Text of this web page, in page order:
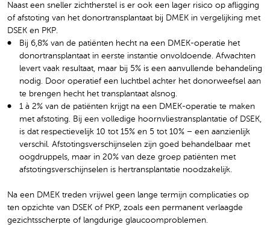
Naast een sneller zichtherstel is er ook een lager risico op afligging
of afstoting van het donortransplantaat bij DMEK in vergelijking met
DSEK en PKP.
Bij 6,8% van de patiënten hecht na een DMEK-operatie het
donortransplantaat in eerste instantie onvoldoende. Afwachten
levert vaak resultaat, maar bij 5% is een aanvullende behandeling
nodig. Door operatief een luchtbel achter het donorweefsel aan
te brengen hecht het transplantaat alsnog.
1 à 2% van de patiënten krijgt na een DMEK-operatie te maken
met afstoting. Bij een volledige hoornvliestransplantatie of DSEK,
is dat respectievelijk 10 tot 15% en 5 tot 10% – een aanzienlijk
verschil. Afstotingsverschijnselen zijn goed behandelbaar met
oogdruppels, maar in 20% van deze groep patiënten met
afstotingsverschijnselen is hertransplantatie noodzakelijk.
Na een DMEK treden vrijwel geen lange termijn complicaties op
ten opzichte van DSEK of PKP, zoals een permanent verlaagde
gezichtsscherpte of langdurige glaucoomproblemen.